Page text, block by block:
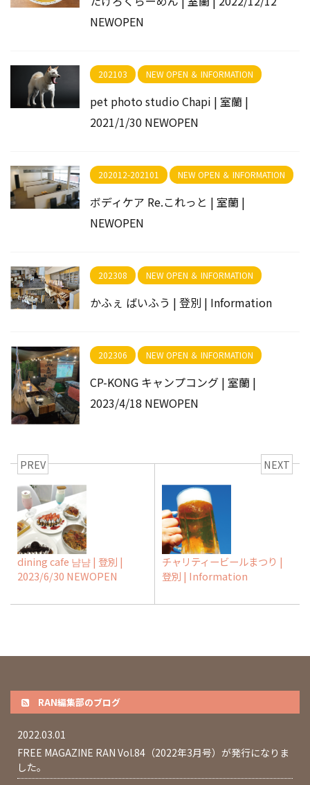
NEWOPEN
202103 NEW OPEN ＆ INFORMATION
pet photo studio Chapi | 室蘭 |
2021/1/30 NEWOPEN
202012-202101 NEW OPEN ＆ INFORMATION
ボディケア Re.これっと | 室蘭 |
NEWOPEN
202308 NEW OPEN ＆ INFORMATION
かふぇ ばいふう | 登別 | Information
202306 NEW OPEN ＆ INFORMATION
CP-KONG キャンプコング | 室蘭 |
2023/4/18 NEWOPEN
PREV
dining cafe 냠냠 | 登別 |
2023/6/30 NEWOPEN
NEXT
チャリティービールまつり |
登別 | Information
RAN編集部のブログ
2022.03.01
FREE MAGAZINE RAN Vol.84（2022年3月号）が発行になりま
した。